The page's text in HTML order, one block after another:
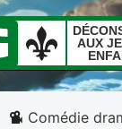
AUX
Comédie